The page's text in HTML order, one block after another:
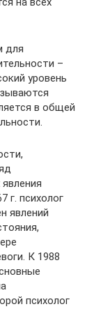
для
–
уровень
в общей
г. психолог
явлений
К 1988
психолог